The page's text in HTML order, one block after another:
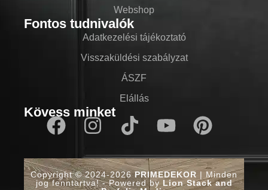
Webshop
Fontos tudnivalók
Adatkezelési tájékoztató
Visszaküldési szabályzat
ÁSZF
Elállás
Kövess minket
Copyright © 2024-2026PRIMEDEKOR | Minden
jog fenntartva! - Powered by Lion Stack and